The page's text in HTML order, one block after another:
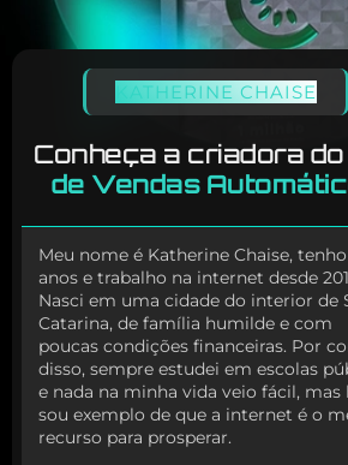
KATHERINE CHAISE
Conheça a criadora do
de Vendas
Meu nome é Katherine Chaise,
anos e trabalho na internet desde
Nasci em uma cidade do interior de
Catarina, de família humilde e com
poucas condições financeiras. Por
disso, sempre estudei em escolas
e nada na minha vida veio fácil, mas
sou exemplo de que a internet é o
recurso para prosperar.